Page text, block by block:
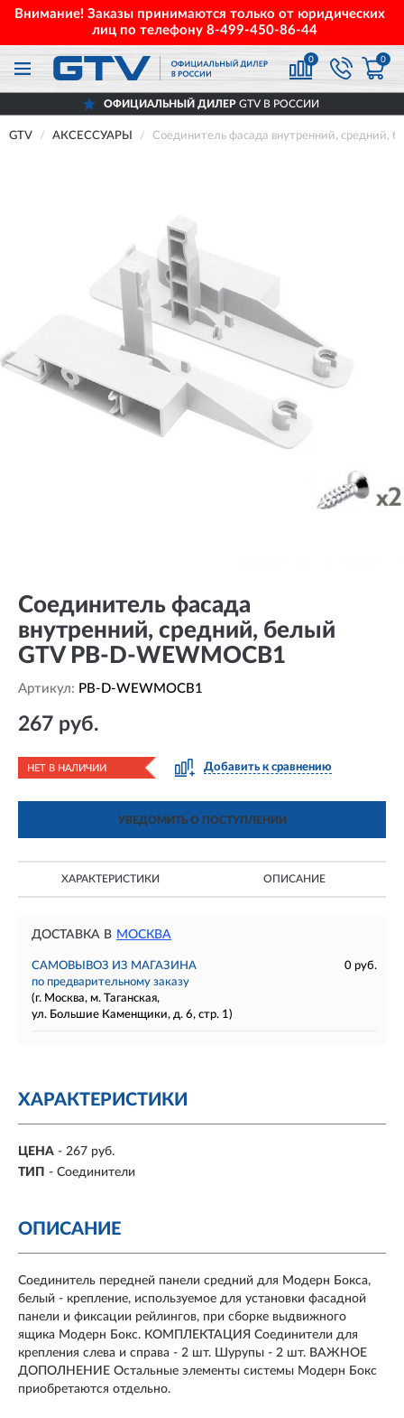
Внимание! Заказы принимаются только от юридических
лиц по телефону 8-499-450-86-44
0 0
ОФИЦИАЛЬНЫЙ ДИЛЕР GTV В РОССИИ
GTV АКСЕССУАРЫ Соединитель фасада внутренний, средний,
Соединитель фасада
внутренний, средний, белый
GTV PB-D-WEWMOCB1
Артикул: PB-D-WEWMOCB1
267 руб.
НЕТ В НАЛИЧИИ Добавить к сравнению
УВЕДОМИТЬ О ПОСТУПЛЕНИИ
ХАРАКТЕРИСТИКИ ОПИСАНИЕ
ДОСТАВКА В МОСКВА
САМОВЫВОЗ ИЗ МАГАЗИНА
0 руб.
по предварительному заказу
(г. Москва, м. Таганская,
ул. Большие Каменщики, д. 6, стр. 1)
ХАРАКТЕРИСТИКИ
ЦЕНА - 267 руб.
ТИП - Соединители
ОПИСАНИЕ
Соединитель передней панели средний для Модерн Бокса,
белый - крепление, используемое для установки фасадной
панели и фиксации рейлингов, при сборке выдвижного
ящика Модерн Бокс. КОМПЛЕКТАЦИЯ Соединители для
крепления слева и справа - 2 шт. Шурупы - 2 шт. ВАЖНОЕ
ДОПОЛНЕНИЕ Остальные элементы системы Модерн Бокс
приобретаются отдельно.